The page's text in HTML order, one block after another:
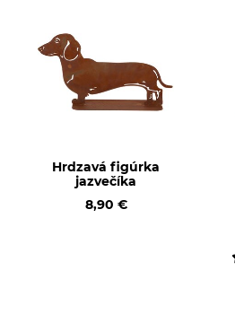
Hrdzavá figúrka
jazvečíka
8,90 €